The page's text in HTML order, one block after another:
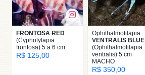
FRONTOSA RED
(Cyphotylapia
frontosa) 5 a 6 cm
R$ 125,00
Ophithalmotilapia
VENTRALIS BLUE
(Ophithalmotilapia
ventralis) 5 cm
MACHO
R$ 350,00